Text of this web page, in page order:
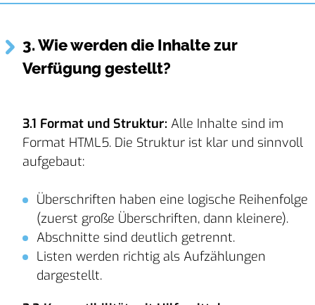
3. Wie werden die Inhalte zur
Verfügung gestellt?
3.1 Format und Struktur: Alle Inhalte sind im
Format HTML5. Die Struktur ist klar und sinnvoll
aufgebaut:
Überschriften haben eine logische Reihenfolge
(zuerst große Überschriften, dann kleinere).
Abschnitte sind deutlich getrennt.
Listen werden richtig als Aufzählungen
dargestellt.